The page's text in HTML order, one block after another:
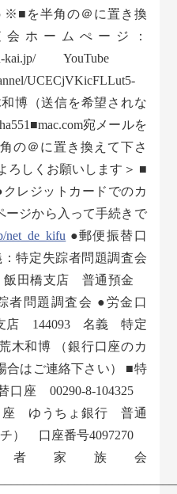
※■を半角の＠に置き換
ホームぺージ：
kai.jp/ YouTube
UCECjVKicFLLut5-
博（送信を希望されな
宛メールを
の＠に置き換えて下さ
ろしくお願いします＞ ■
レジットカードでのカ
ージから入って手続きで
net_de_kifu ●郵便振替口
：特定失踪者問題調査会
田橋支店 普通預金
問題調査会 ●労金口
店 144093 名義 特定
木和博 （銀行口座のカ
合はご連絡下さい） ■特
口座 00290-8-104325
座 ゆうちょ銀行 普通
） 口座番号4097270
家族会